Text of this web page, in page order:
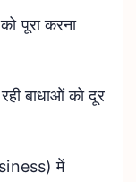
पूरा करना
बाधाओं को दूर
में